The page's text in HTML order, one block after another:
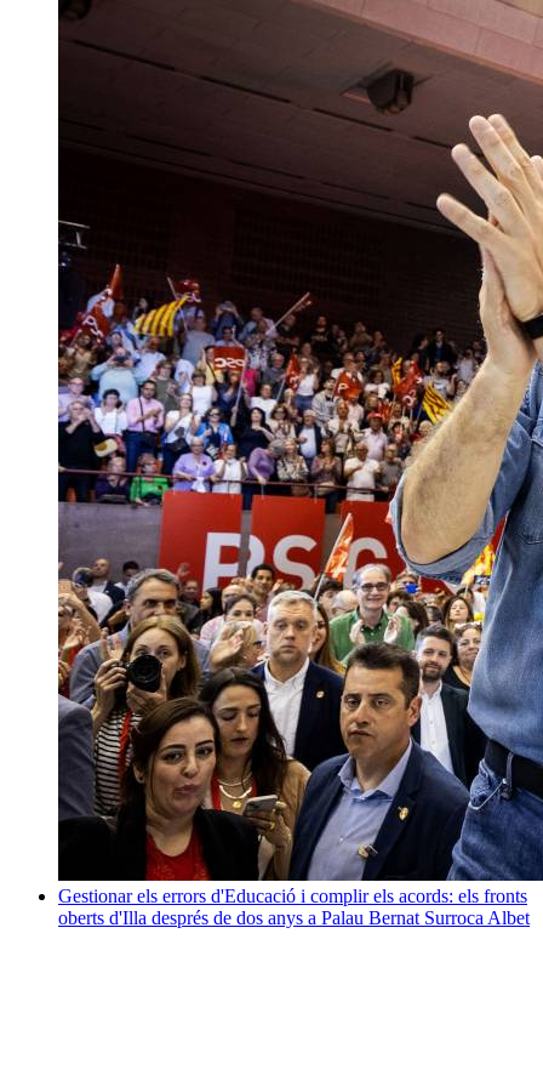
Gestionar els errors d'Educació i complir els acords: els fronts
oberts d'Illa després de dos anys a Palau Bernat Surroca Albet